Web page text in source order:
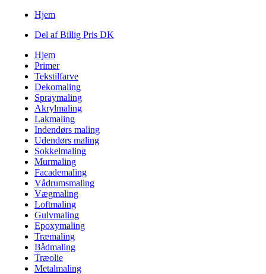
Hjem
Del af Billig Pris DK
Hjem
Primer
Tekstilfarve
Dekomaling
Spraymaling
Akrylmaling
Lakmaling
Indendørs maling
Udendørs maling
Sokkelmaling
Murmaling
Facademaling
Vådrumsmaling
Vægmaling
Loftmaling
Gulvmaling
Epoxymaling
Træmaling
Bådmaling
Træolie
Metalmaling